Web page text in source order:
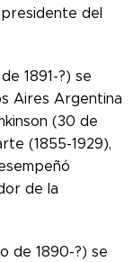
del
1891-?) se
Aires Argentina
(30 de
(1855-1929),
de la
de 1890-?) se